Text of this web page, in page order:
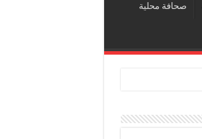
صحافة محلية